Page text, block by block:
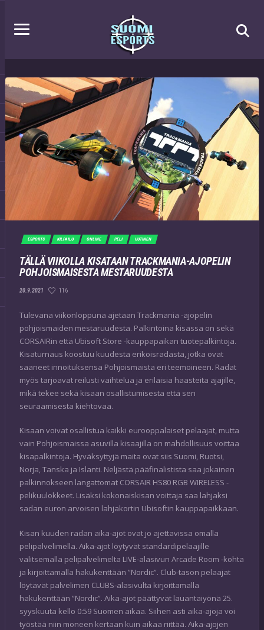
ESPORTS KILPAILU ONLINE PELI UUTINEN
TÄLLÄ VIIKOLLA KISATAAN TRACKMANIA-AJOPELIN
POHJOISMAISESTA MESTARUUDESTA
20.9.2021 116
Tulevana viikonloppuna ajetaan Trackmania -ajopelin
pohjoismaiden mestaruudesta. Palkintoina kisassa on sekä
CORSAIRin että Ubisoft Store -kauppapaikan tuotepalkintoja.
Kisaturnaus koostuu kuudesta erikoisradasta, jotka ovat
saaneet innoituksensa Pohjoismaista eri teemoineen. Radat
myös tarjoavat reilusti vaihtelua ja erilaisia haasteita ajajille,
mikä tekee sekä kisaan osallistumisesta että sen
seuraamisesta kiehtovaa.
Kisaan voivat osallistua kaikki eurooppalaiset pelaajat, mutta
vain Pohjoismaissa asuvilla kisaajilla on mahdollisuus voittaa
kisapalkintoja. Hyväksyttyjä maita ovat siis Suomi, Ruotsi,
Norja, Tanska ja Islanti. Neljästä pääfinalistista saa jokainen
palkinnokseen langattomat CORSAIR HS80 RGB WIRELESS -
pelikuulokkeet. Lisäksi kokonaiskisan voittaja saa lahjaksi
sadan euron arvoisen lahjakortin Ubisoftin kauppapaikkaan.
Kisan kuuden radan aika-ajot ovat jo ajettavissa omalla
pelipalvelimella. Aika-ajot löytyvät standardipelaajille
valitsemalla pelipalvelimelta LIVE-alasivun Arcade Room -kohta
ja kirjoittamalla hakukenttään ”Nordic”. Club-tason pelaajat
löytävät palvelimen CLUBS-alasivulta kirjoittamalla
hakukenttään ”Nordic”. Aika-ajot päättyvät lauantaiyönä 25.
syyskuuta kello 0:59 Suomen aikaa. Siihen asti aika-ajoja voi
työstää niin moneen kertaan kuin aikaa riittää. Aika-ajojen